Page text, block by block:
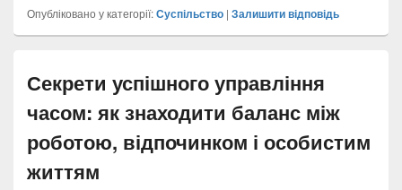
Опубліковано у категорії:Суспільство | Залишити відповідь
Секрети успішного управління
часом: як знаходити баланс між
роботою, відпочинком і особистим
життям